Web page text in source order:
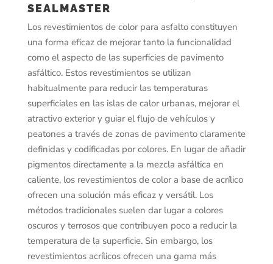
SEALMASTER
Los revestimientos de color para asfalto constituyen
una forma eficaz de mejorar tanto la funcionalidad
como el aspecto de las superficies de pavimento
asfáltico. Estos revestimientos se utilizan
habitualmente para reducir las temperaturas
superficiales en las islas de calor urbanas, mejorar el
atractivo exterior y guiar el flujo de vehículos y
peatones a través de zonas de pavimento claramente
definidas y codificadas por colores. En lugar de añadir
pigmentos directamente a la mezcla asfáltica en
caliente, los revestimientos de color a base de acrílico
ofrecen una solución más eficaz y versátil. Los
métodos tradicionales suelen dar lugar a colores
oscuros y terrosos que contribuyen poco a reducir la
temperatura de la superficie. Sin embargo, los
revestimientos acrílicos ofrecen una gama más